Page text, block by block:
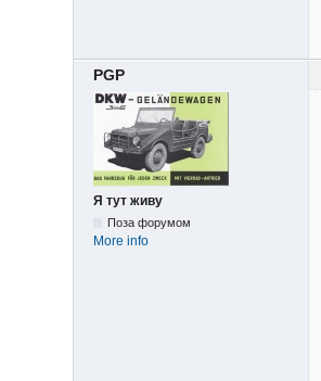
PGP
Я тут живу
Поза форумом
More info